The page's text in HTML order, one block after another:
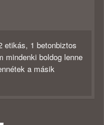
etikás, 1 betonbiztos
mindenki boldog lenne
a másik